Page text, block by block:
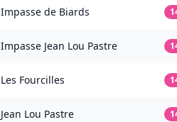
Impasse de Biards
Impasse Jean Lou Pastre
Les Fourcilles
Jean Lou Pastre